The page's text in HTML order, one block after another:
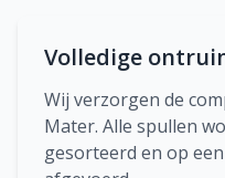
Volledige
Wij verzorgen de
Mater. Alle spullen
gesorteerd en op